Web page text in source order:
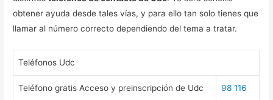
obtener ayuda desde tales vías, y para ello tan solo tienes que
llamar al número correcto dependiendo del tema a tratar.
Teléfonos Udc
Teléfono gratis Acceso y preinscripción de Udc
98 116